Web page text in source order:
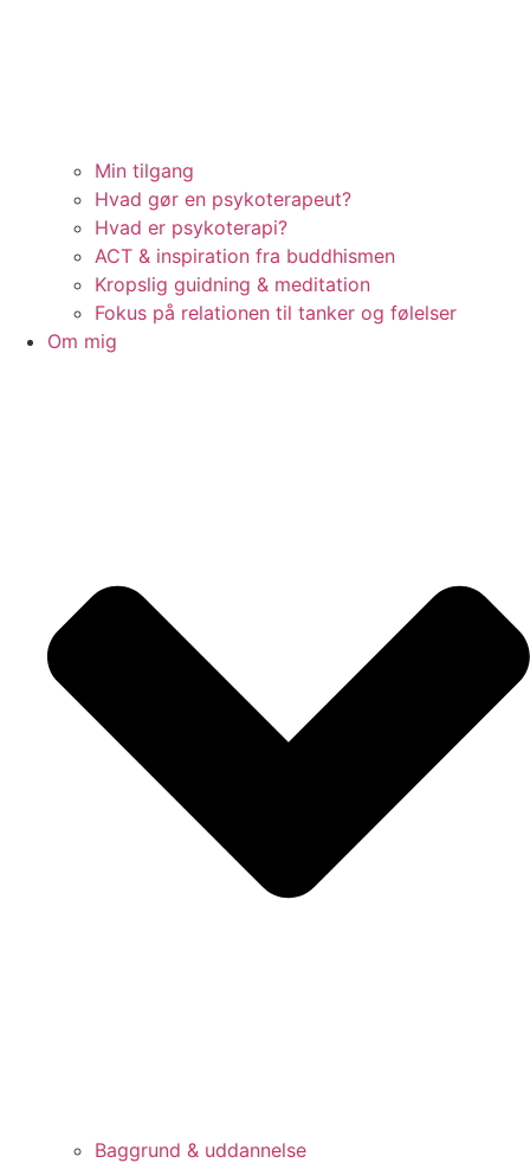
Min tilgang
Hvad gør en psykoterapeut?
Hvad er psykoterapi?
ACT & inspiration fra buddhismen
Kropslig guidning & meditation
Fokus på relationen til tanker og følelser
Om mig
Baggrund & uddannelse